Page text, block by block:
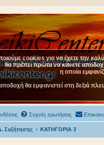
Συχνές ερωτήσεις
Συζήτησης ΚΑΤΗΓΟΡΙΑ 3
cookies για να έχετε την
θα πρέπει πρώτα να κάνετε
η οποία
θα εμφανιστεί στη δεξιά